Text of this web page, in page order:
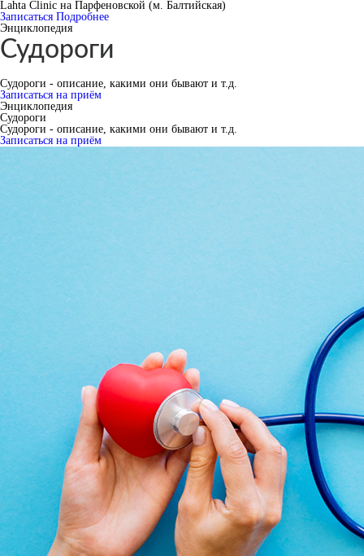
Lahta Clinic на Парфеновской (м. Балтийская)
Записаться Подробнее
Энциклопедия
Судороги
Судороги - описание, какими они бывают и т.д.
Записаться на приём
Энциклопедия
Судороги
Судороги - описание, какими они бывают и т.д.
Записаться на приём